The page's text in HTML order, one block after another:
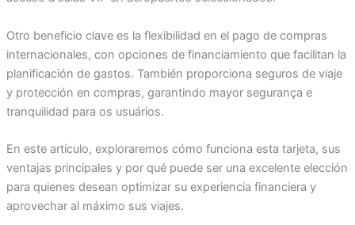
Otro beneficio clave es la flexibilidad en el pago de compras
internacionales, con opciones de financiamiento que facilitan la
planificación de gastos. También proporciona seguros de viaje
y protección en compras, garantindo mayor segurança e
tranquilidad para os usuários.
En este artículo, exploraremos cómo funciona esta tarjeta, sus
ventajas principales y por qué puede ser una excelente elección
para quienes desean optimizar su experiencia financiera y
aprovechar al máximo sus viajes.